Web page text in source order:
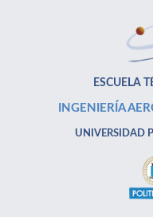
ESCUELA
INGENIERÍA
UNIVERSIDAD